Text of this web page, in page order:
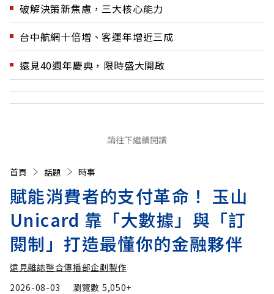
破解決策新焦慮，三大核心能力
台中航網十倍增、客運年增近三成
遠見40週年慶典，限時盛大開啟
請往下繼續閱讀
首頁 話題 時事
賦能消費者的支付革命！ 玉山
Unicard 靠「大數據」與「訂
閱制」打造最懂你的金融夥伴
遠見雜誌整合傳播部企劃製作
2026-08-03
瀏覽數 5,050+